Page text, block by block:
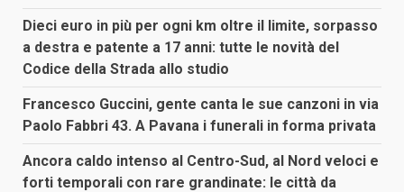
Dieci euro in più per ogni km oltre il limite, sorpasso
a destra e patente a 17 anni: tutte le novità del
Codice della Strada allo studio
Francesco Guccini, gente canta le sue canzoni in via
Paolo Fabbri 43. A Pavana i funerali in forma privata
Ancora caldo intenso al Centro-Sud, al Nord veloci e
forti temporali con rare grandinate: le città da